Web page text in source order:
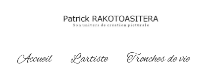
principal
Navigation
Accueil L’artiste
Tronches de vie